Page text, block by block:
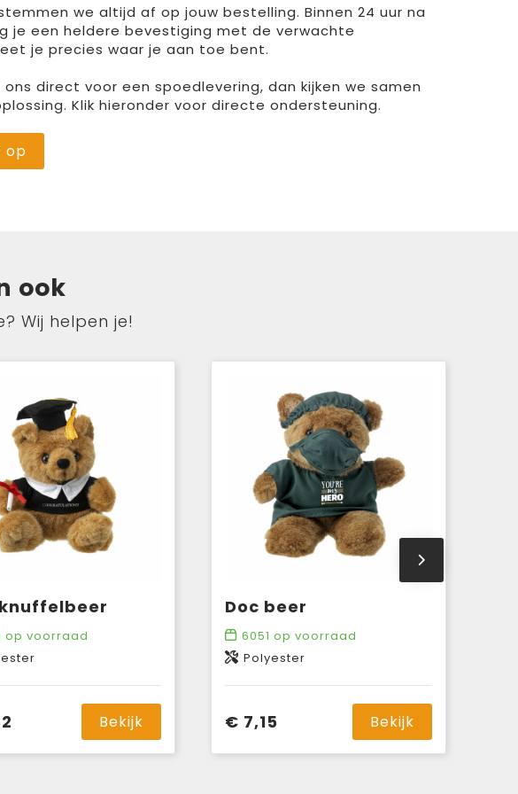
we altijd af op jouw bestelling. Binnen 24 uur na
je een heldere bevestiging met de verwachte
je precies waar je aan toe bent.
ons direct voor een spoedlevering, dan kijken we samen
Klik hieronder voor directe ondersteuning.
op
ook
Wij helpen je!
op voorraad
Bekijk
Doc beer
6051 op voorraad
Polyester
€ 7,15 Bekijk